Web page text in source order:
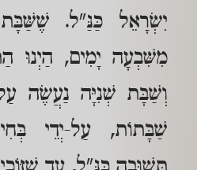
יִשְׂרָאֵל כַּנַּ"ל.
מִשִּׁבְעָה יָמִים, הַיְנוּ
וְשַׁבָּת שְׁנִיָּה נַעֲשֶׂה
שַׁבָּתוֹת, עַל-יְדֵי